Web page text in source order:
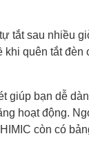
tắt sau nhiều
khi quên tắt đèn
giúp bạn dễ
hoạt động.
còn có